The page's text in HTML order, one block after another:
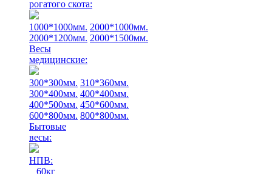
рогатого скота:
1000*1000мм. 2000*1000мм.
2000*1200мм. 2000*1500мм.
Весы
медицинские:
300*300мм. 310*360мм.
300*400мм. 400*400мм.
400*500мм. 450*600мм.
600*800мм. 800*800мм.
Бытовые
весы:
НПВ:
60кг